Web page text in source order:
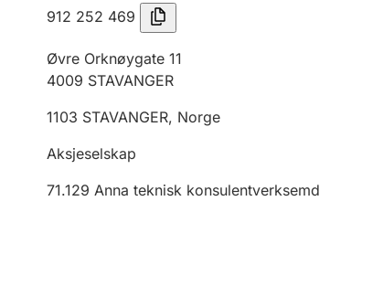
912 252 469
Øvre Orknøygate 11
4009 STAVANGER
1103 STAVANGER, Norge
Aksjeselskap
71.129 Anna teknisk konsulentverksemd